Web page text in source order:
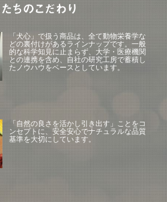
「犬心」で扱う商品は、全て動物栄養学な
どの裏付けがあるラインナップです。一般
的な科学知見に止まらず、大学・医療機関
との連携を含め、自社の研究工房で蓄積し
たノウハウをベースとしています。
「自然の良さを活かし引き出す」ことをコ
ンセプトに、安全安心でナチュラルな品質
基準を大切にしています。